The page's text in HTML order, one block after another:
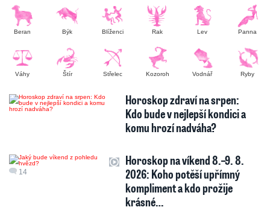
Beran Býk Blíženci Rak Lev Panna
Váhy Štír Střelec Kozoroh Vodnář Ryby
Horoskop zdraví na srpen:
Kdo bude v nejlepší kondici a
komu hrozí nadváha?
14
Horoskop na víkend 8.–9. 8.
2026: Koho potěší upřímný
kompliment a kdo prožije
krásné…